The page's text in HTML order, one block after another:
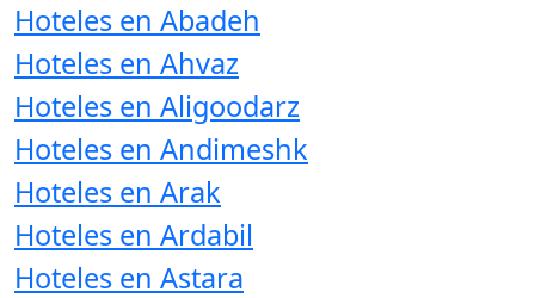
Hoteles en Abadeh
Hoteles en Ahvaz
Hoteles en Aligoodarz
Hoteles en Andimeshk
Hoteles en Arak
Hoteles en Ardabil
Hoteles en Astara